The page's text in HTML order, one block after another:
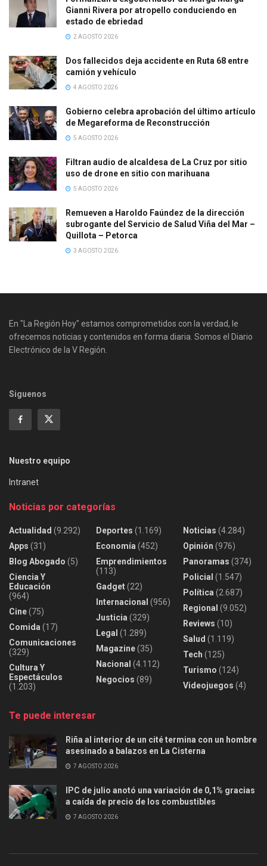
Gianni Rivera por atropello conduciendo en
estado de ebriedad
2 AGOSTO 2026
Dos fallecidos deja accidente en Ruta 68 entre
camión y vehículo
4 AGOSTO 2026
Gobierno celebra aprobación del último artículo
de Megareforma de Reconstrucción
5 AGOSTO 2026
Filtran audio de alcaldesa de La Cruz por sitio
uso de drone en sitio con marihuana
5 AGOSTO 2026
Remueven a Haroldo Faúndez de la dirección
subrogante del Servicio de Salud Viña del Mar –
Quillota – Petorca
3 AGOSTO 2026
En "La Región Hoy" estamos comprometidos con la verdad, le
ofrecemos noticias y contenidos en forma diaria. Somos el Diario
Electrónico de la V Región.
Siguenos
Nuestro equipo
Intranet
Noticias por categorías
Actualidad (9.292)
Apps (31)
Blog Abogado (5)
Ciencia Y
Educación
(964)
Cine(75)
Comida (17)
Comunicaciones
(329)
Cultura Y
Espectáculos
(1.203)
Deportes (1.169)
Economía (452)
Emprendimientos
(113)
Gadget(22)
Internacional (956)
Justicia (329)
Legal (1.289)
Magazine(35)
Nacional (4.112)
Negocios (89)
Noticias (4.284)
Opinión (976)
Panoramas (374)
Policial (1.547)
Política (2.687)
Regional (9.052)
Reviews (10)
Salud (1.119)
Tech (125)
Turismo (124)
Videojuegos (4)
Te puede interesar
Riña al interior de un cité termina con un hombre
asesinado a balazos en La Cisterna
7 AGOSTO 2026
IPC de julio anotó una variación de 0,1% gracias
a caída de precio de los combustibles
7 AGOSTO 2026